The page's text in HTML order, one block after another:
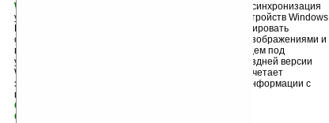
Windows Mobile Device Center v6.1
(бесплатная) — синхронизация
устройств Windows Mobile с Windows Vista. Центр устройств Windows
Mobile позволяет создавать новые связи, синхронизировать
содержимое и управлять музыкальными файлами, изображениями и
видеофрагментами на любом устройстве, работающем под
управлением ОС Windows Mobile 2003 или более поздней версии
Windows Mobile. Центр устройств Windows Mobile сочетает
эффективную платформу синхронизации деловой информации с
привлекательным пользовательским интерфейсом.
Скачать 32-битную версию
Скачать 64-битную версию